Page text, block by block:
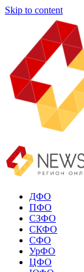
Skip to content
ДФО
ПФО
СЗФО
СКФО
СФО
УрФО
ЦФО